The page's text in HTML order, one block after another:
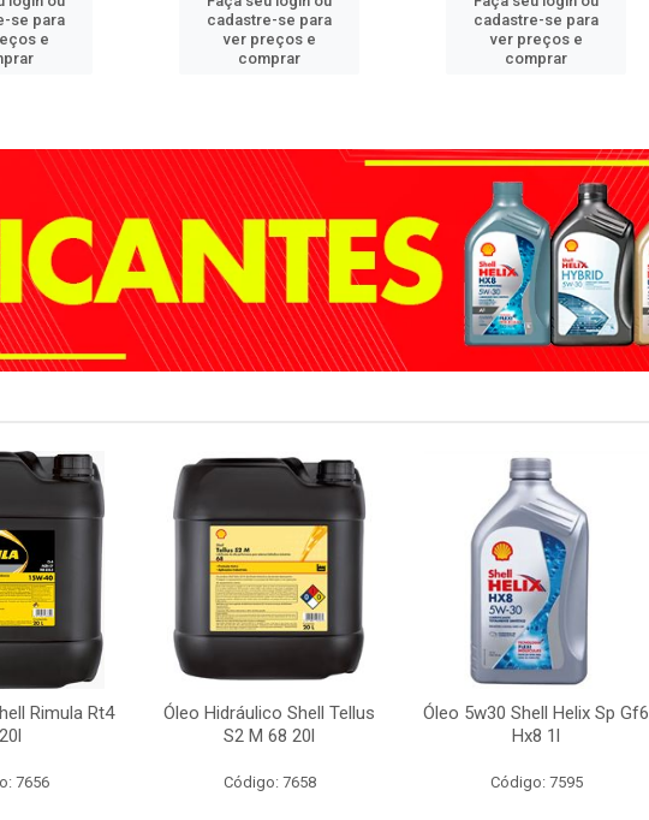
se para
e
cadastre-se para
ver preços e
comprar
cadastre-se para
ver preços e
comprar
Rimula Rt4
7656
Óleo Hidráulico Shell Tellus
S2 M 68 20l
Código: 7658
Óleo 5w30 Shell Helix Sp Gf6
Hx8 1l
Código: 7595